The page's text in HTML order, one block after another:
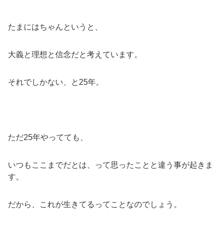
たまにはちゃんというと、
大義と理想と信念だと考えています。
それでしかない、と25年。
ただ25年やってても、
いつもここまでだとは、って思ったことと違う事が起きま
す。
だから、これが生きてるってことなのでしょう。